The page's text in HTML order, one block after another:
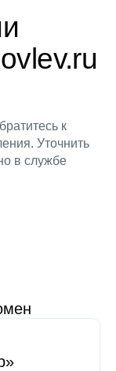
к
Уточнить
в службе